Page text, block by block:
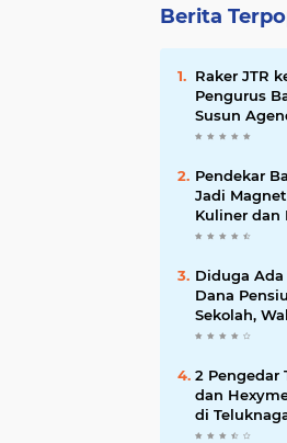
Berita
Raker JTR
Pengurus
Susun
Strategis
Pendekar
Jadi
Kuliner dan
Malam di
Diduga
Dana
Sekolah,
SDN Pasar
Pengaduan
2 Pengedar
dan
di
Amankan